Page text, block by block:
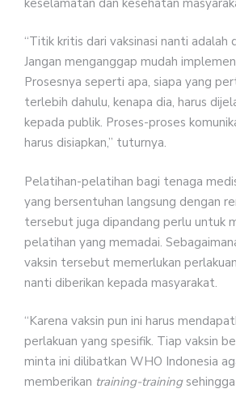
“Titik kritis dari vaksinasi nanti adalah
Jangan menganggap mudah
Prosesnya seperti apa, siapa yang
terlebih dahulu, kenapa dia, harus
kepada publik. Proses-proses
harus disiapkan,” tuturnya.
Pelatihan-pelatihan bagi tenaga
yang bersentuhan langsung dengan
tersebut juga dipandang perlu untuk
pelatihan yang memadai.
vaksin tersebut memerlukan
nanti diberikan kepada masyarakat.
“Karena vaksin pun ini harus
perlakuan yang spesifik. Tiap vaksin
minta ini dilibatkan WHO Indonesia
memberikan training-training